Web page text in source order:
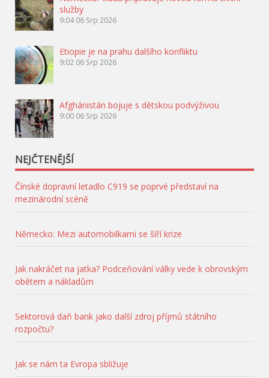
služby
9:04 06 Srp 2026
Etiopie je na prahu dalšího konfliktu
9:02 06 Srp 2026
Afghánistán bojuje s dětskou podvýživou
9:00 06 Srp 2026
NEJČTENĚJŠÍ
Čínské dopravní letadlo C919 se poprvé představí na
mezinárodní scéně
Německo: Mezi automobilkami se šíří krize
Jak nakráčet na jatka? Podceňování války vede k obrovským
obětem a nákladům
Sektorová daň bank jako další zdroj příjmů státního
rozpočtu?
Jak se nám ta Evropa sbližuje